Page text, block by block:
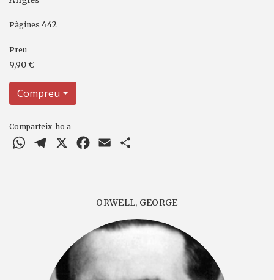
Pàgines 442
Preu
9,90 €
Compreu
Comparteix-ho a
WhatsAppTelegram Facebook
Email
ORWELL, GEORGE